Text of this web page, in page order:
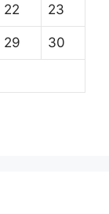
22 23
29 30